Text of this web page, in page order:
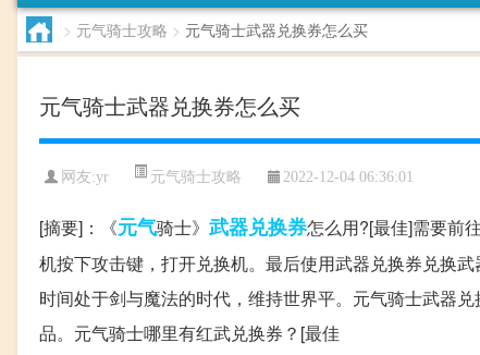
> 元气骑士攻略 > 元气骑士武器兑换券怎么买
元气骑士武器兑换券怎么买
网友:yr 元气骑士攻略 2022-12-04 06:36:01
[摘要]：《元气骑士》 武器兑换券怎么用?[最佳]需要前
机按下攻击键，打开兑换机。最后使用武器兑换券兑换
时间处于剑与魔法的时代，维持世界平。元气骑士武器
品。元气骑士哪里有红武兑换券？[最佳